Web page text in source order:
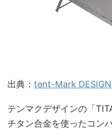
出典： tent-Mark
テンマクデザインの「
チタン合金を使ったコン